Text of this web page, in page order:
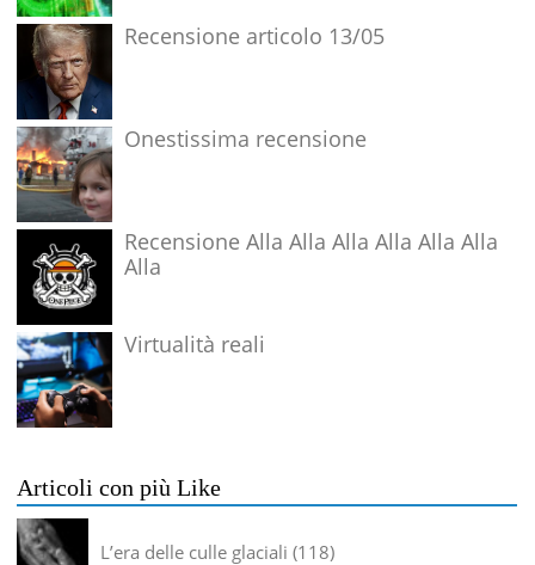
Recensione articolo 13/05
Onestissima recensione
Recensione Alla Alla Alla Alla Alla Alla
Alla
Virtualità reali
Articoli con più Like
L’era delle culle glaciali 118